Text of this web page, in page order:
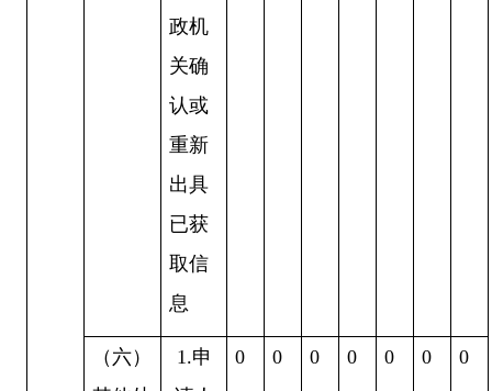
政机
关确
认或
重新
出具
已获
取信
息
（六）
1.申
0 0 0 0 0 0 0